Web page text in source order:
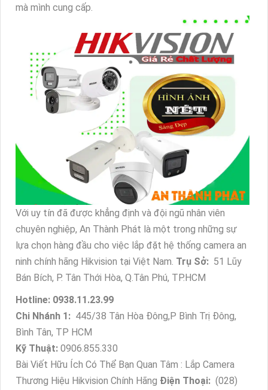
mà mình cung cấp.
Với uy tín đã được khẳng định và đội ngũ nhân viên
chuyên nghiệp, An Thành Phát là một trong những sự
lựa chọn hàng đầu cho việc lắp đặt hệ thống camera an
ninh chính hãng Hikvision tại Việt Nam. Trụ Sở: 51 Lũy
Bán Bích, P. Tân Thới Hòa, Q.Tân Phú, TP.HCM
Hotline: 0938.11.23.99
Chi Nhánh 1: 445/38 Tân Hòa Đông,P Bình Trị Đông,
Bình Tân, TP HCM
Kỹ Thuật: 0906.855.330
Bài Viết Hữu Ích Có Thể Bạn Quan Tâm : Lắp Camera
Thương Hiệu Hikvision Chính Hãng Điện Thoại: (028)